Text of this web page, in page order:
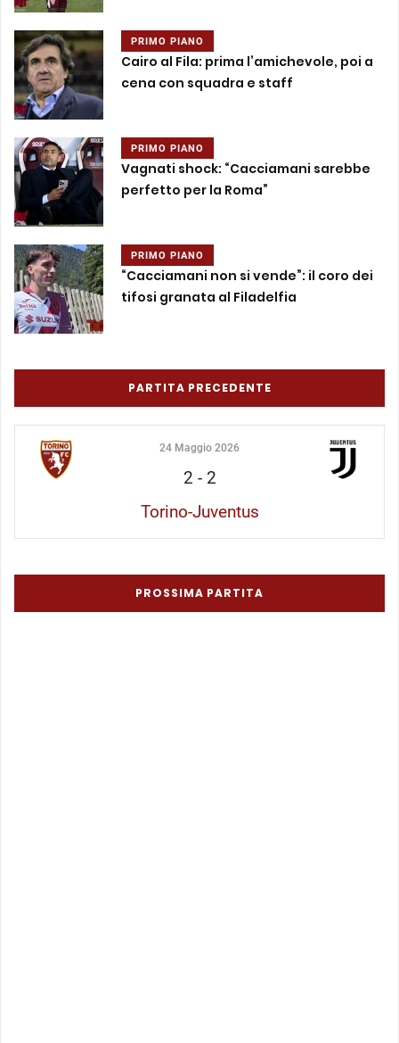
PRIMO PIANO
Cairo al Fila: prima l’amichevole, poi a
cena con squadra e staff
PRIMO PIANO
Vagnati shock: “Cacciamani sarebbe
perfetto per la Roma”
PRIMO PIANO
“Cacciamani non si vende”: il coro dei
tifosi granata al Filadelfia
PARTITA PRECEDENTE
24 Maggio 2026
2 - 2
Torino-Juventus
PROSSIMA PARTITA